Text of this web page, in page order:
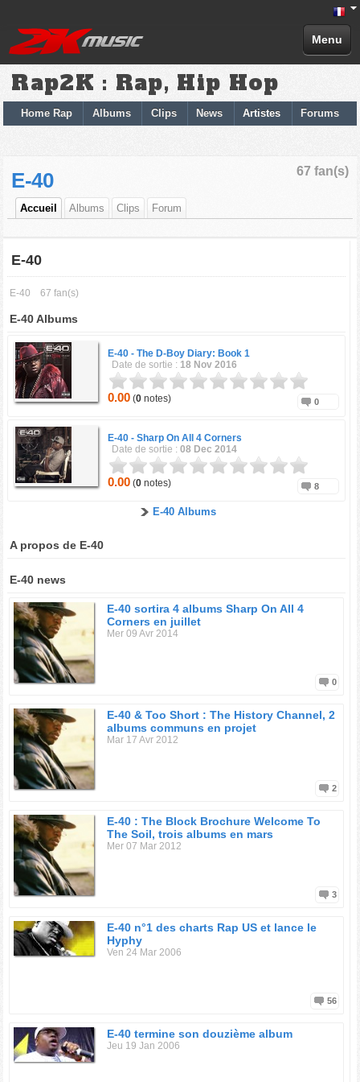
Menu
Rap2K : Rap, Hip Hop
Home Rap Albums Clips News Artistes Forums
67 fan(s)
E-40
Accueil Albums Clips Forum
E-40
E-40 67 fan(s)
E-40 Albums
E-40 -The D-Boy Diary: Book 1
Date de sortie : 18 Nov 2016
0.00 (0 notes) 0
E-40 -Sharp On All 4 Corners
Date de sortie :08 Dec 2014
0.00 (0 notes) 8
E-40 Albums
A propos de E-40
E-40 news
E-40 sortira 4 albums Sharp On All 4
Corners en juillet
Mer 09 Avr 2014
0
E-40 & Too Short : The History Channel, 2
albums communs en projet
Mar 17 Avr 2012
2
E-40 : The Block Brochure Welcome To
The Soil, trois albums en mars
Mer 07 Mar 2012
3
E-40 n°1 des charts Rap US et lance le
Hyphy
Ven 24 Mar 2006
56
E-40 termine son douzième album
Jeu 19 Jan 2006